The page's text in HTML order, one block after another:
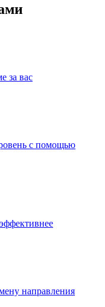
за вас
с помощью
направления